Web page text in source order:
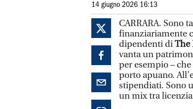
14 giugno 2026 16:13
CARRARA. Sono
finanziariamente
dipendenti diThe
vanta un
per esempio –
porto apuano.
stipendiati. Sono
un mix tra